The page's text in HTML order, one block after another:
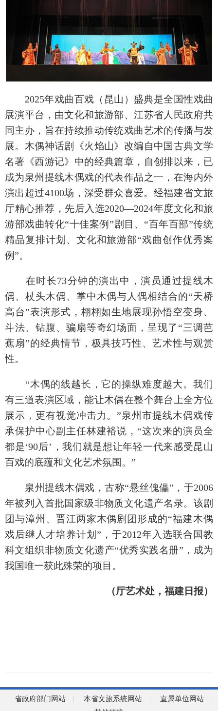
2025年戏曲百戏（昆山）盛典是全国性戏曲
展演平台，由文化和旅游部、江苏省人民政府共
同主办，旨在持续推动传统戏曲艺术的传播与发
展。木偶神话剧《火焰山》改编自中国古典文学
名著《西游记》中的经典篇章，自创排以来，已
成为泉州提线木偶戏的代表作品之一，在海内外
演出超过4100场，深受群众喜爱。经福建省文旅
厅精心推荐，先后入选2020—2024年度文化和旅
游部戏曲转化“十佳案例”剧目、“百年百部”传统
精品复排计划、文化和旅游部“戏曲创作优秀案
例”。
在时长73分钟的演出中，演员通过提线木
偶、杖头木偶、掌中木偶与人偶相结合的“天桥
高台”表演形式，栩栩如生地展现孙悟空变身、
斗法、钻腹、骗扇等奇幻场面，呈现了“三调芭
蕉扇”的经典情节，极具技巧性、艺术性与观赏
性。
“木偶的线越长，它的操纵难度越大。我们
有三道表演区域，能让木偶在整个舞台上全方位
展示，更有视觉冲击力。”泉州市提线木偶戏传
承保护中心副主任林建裕说，“这次来的演员全
都是‘90后’，我们就是想让年轻一代来感受昆山
百戏的底蕴和文化艺术氛围。”
泉州提线木偶戏，古称“悬丝傀儡”，于2006
年被列入首批国家级非物质文化遗产名录。该剧
团与漳州、晋江两家木偶剧团形成的“福建木偶
戏后继人才培养计划”，于2012年入选联合国教
科文组织非物质文化遗产“优秀实践名册”，成为
我国唯一获此殊荣的项目。
（厅艺术处，福建日报）
省政府部门网站 本省文旅系统网站
直属单位网站